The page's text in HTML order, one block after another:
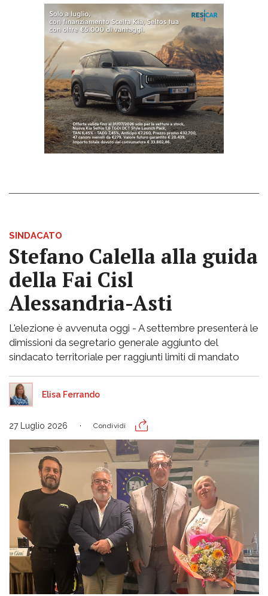
SINDACATO
Stefano Calella alla guida
della Fai Cisl
Alessandria-Asti
L'elezione è avvenuta oggi - A settembre presenterà le
dimissioni da segretario generale aggiunto del
sindacato territoriale per raggiunti limiti di mandato
Elisa Ferrando
27 Luglio 2026 Condividi